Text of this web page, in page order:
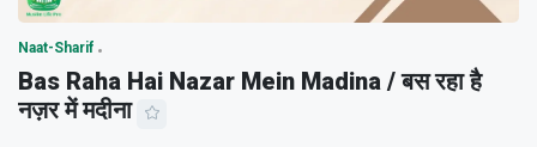
Naat-Sharif
Bas Raha Hai Nazar Mein Madina / बस रहा है
नज़र में मदीना